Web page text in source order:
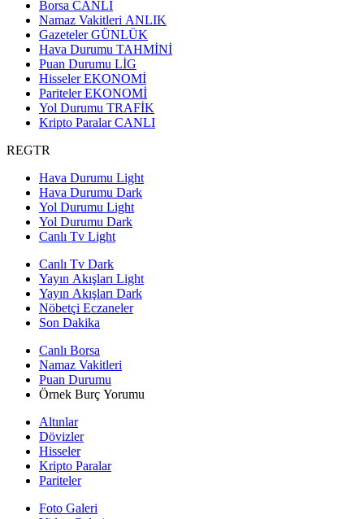
Borsa CANLI
Namaz Vakitleri ANLIK
GazetelerGÜNLÜK
Hava Durumu TAHMİNİ
Puan Durumu LİG
HisselerEKONOMİ
ParitelerEKONOMİ
Yol Durumu TRAFİK
Kripto ParalarCANLI
REGTR
Hava Durumu Light
Hava Durumu Dark
Yol Durumu Light
Yol Durumu Dark
Canlı Tv Light
Canlı Tv Dark
Yayın Akışları Light
Yayın Akışları Dark
Nöbetçi Eczaneler
Son Dakika
Canlı Borsa
Namaz Vakitleri
Puan Durumu
Örnek Burç Yorumu
Altınlar
Dövizler
Hisseler
Kripto Paralar
Pariteler
Foto Galeri